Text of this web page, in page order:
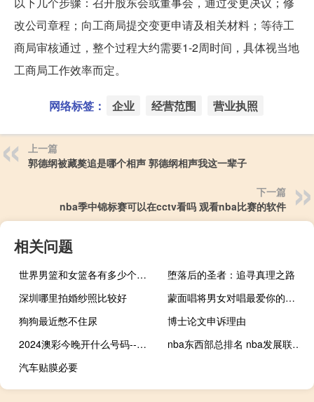
改公司章程；向工商局提交变更申请及相关材料；等待工
商局审核通过，整个过程大约需要1-2周时间，具体视当地
工商局工作效率而定。
网络标签： 企业 经营范围 营业执照
上一篇
郭德纲被藏獒追是哪个相声 郭德纲相声我这一辈子
下一篇
nba季中锦标赛可以在cctv看吗 观看nba比赛的软件
相关问题
世界男篮和女篮各有多少个国家队 中国篮球国家队名单
堕落后的圣者：追寻真理之路
深圳哪里拍婚纱照比较好
蒙面唱将男女对唱最爱你的人是我是谁 杨宗纬最爱原唱是谁
狗狗最近憋不住尿
博士论文申诉理由
2024澳彩今晚开什么号码--作答解释落实--主页版v496.697
nba东西部总排名 nba发展联盟球队排名
汽车贴膜必要